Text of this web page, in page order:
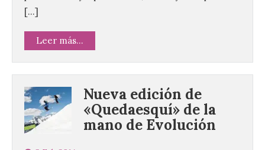
[…]
Leer más...
Nueva edición de
«Quedaesquí» de la
mano de Evolución